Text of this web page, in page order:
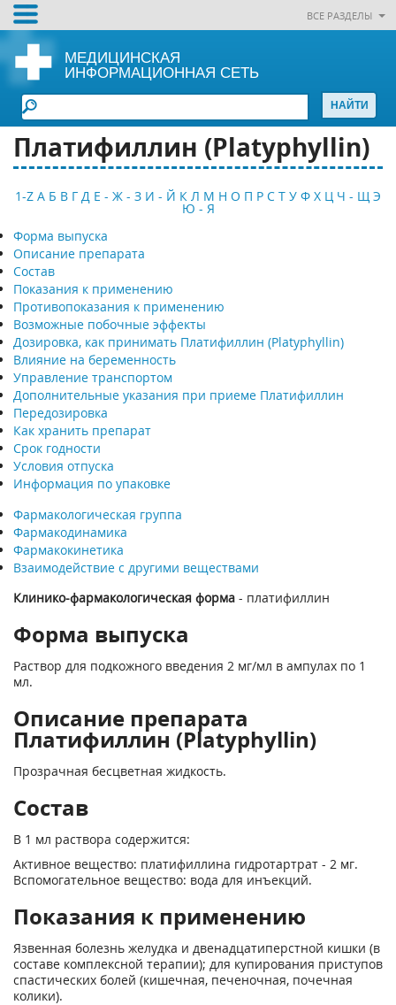
ВСЕ РАЗДЕЛЫ
МЕДИЦИНСКАЯ
ИНФОРМАЦИОННАЯ СЕТЬ
Платифиллин (Platyphyllin)
1-Z А Б В Г Д Е - Ж - З И - Й К Л М Н О П Р С Т У Ф Х Ц Ч - Щ Э
Ю - Я
Форма выпуска
Описание препарата
Состав
Показания к применению
Противопоказания к применению
Возможные побочные эффекты
Дозировка, как принимать Платифиллин (Platyphyllin)
Влияние на беременность
Управление транспортом
Дополнительные указания при приеме Платифиллин
Передозировка
Как хранить препарат
Срок годности
Условия отпуска
Информация по упаковке
Фармакологическая группа
Фармакодинамика
Фармакокинетика
Взаимодействие с другими веществами
Клинико-фармакологическая форма - платифиллин
Форма выпуска
Раствор для подкожного введения 2 мг/мл в ампулах по 1
мл.
Описание препарата
Платифиллин (Platyphyllin)
Прозрачная бесцветная жидкость.
Состав
В 1 мл раствора содержится:
Активное вещество: платифиллина гидротартрат - 2 мг.
Вспомогательное вещество: вода для инъекций.
Показания к применению
Язвенная болезнь желудка и двенадцатиперстной кишки (в
составе комплексной терапии); для купирования приступов
спастических болей (кишечная, печеночная, почечная
колики).